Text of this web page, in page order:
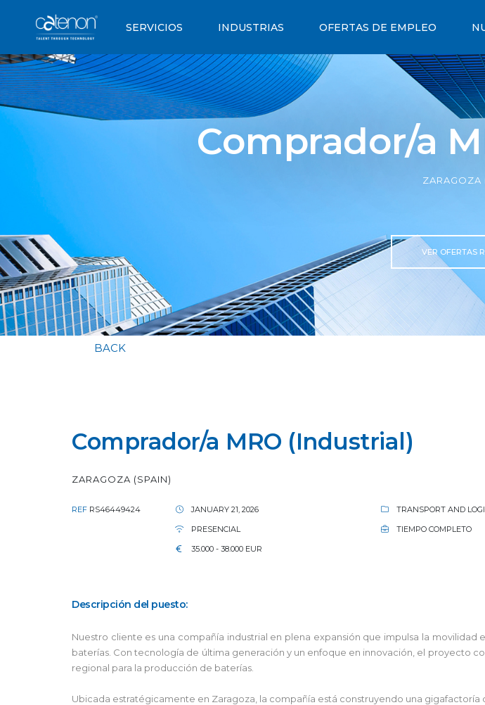
SERVICIOS INDUSTRIAS OFERTAS DE EMPLEO
Comprador/a
ZARAGOZA
VER OFERTAS
BACK
Comprador/a MRO (Industrial)
ZARAGOZA (SPAIN)
REF RS46449424 JANUARY 21, 2026
TRANSPORT AND
PRESENCIAL
TIEMPO COMPLETO
35.000 - 38.000 EUR
Descripción del puesto:
Nuestro cliente es una compañía industrial en plena expansión que impulsa la
baterías. Con tecnología de última generación y un enfoque en innovación, el proyecto
regional para la producción de baterías.
Ubicada estratégicamente en Zaragoza, la compañía está construyendo una